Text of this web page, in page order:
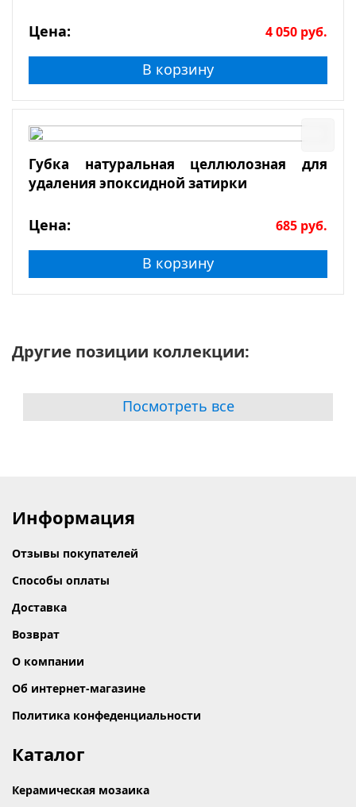
Цена: 4 050 руб.
В корзину
Губка натуральная целлюлозная для
удаления эпоксидной затирки
Цена: 685 руб.
В корзину
Другие позиции коллекции:
Посмотреть все
Информация
Отзывы покупателей
Способы оплаты
Доставка
Возврат
О компании
Об интернет-магазине
Политика конфеденциальности
Каталог
Керамическая мозаика